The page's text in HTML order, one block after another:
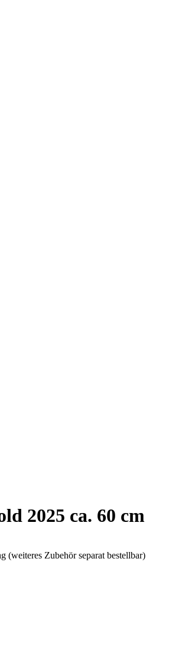
2025 ca. 60 cm
(weiteres Zubehör separat bestellbar)